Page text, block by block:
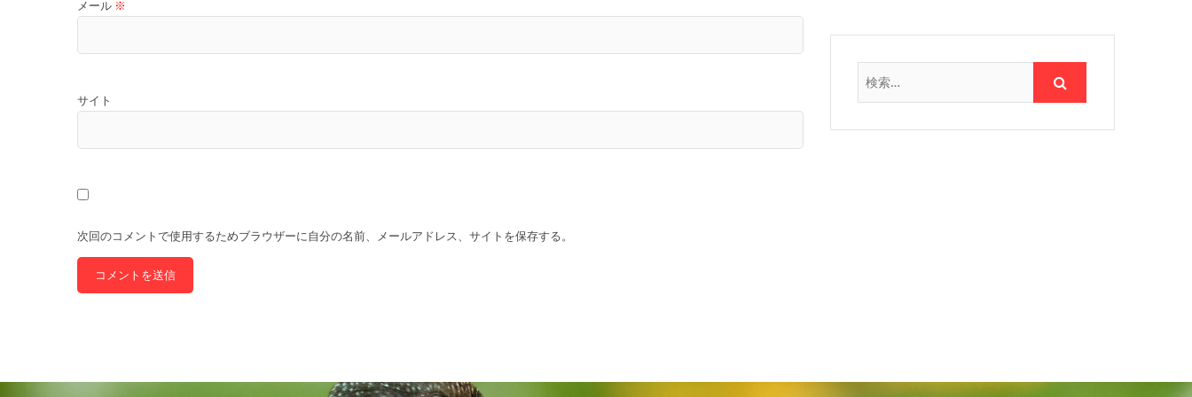
メール ※
サイト
次回のコメントで使用するためブラウザーに自分の名前、メールアドレス、サイトを保存する。